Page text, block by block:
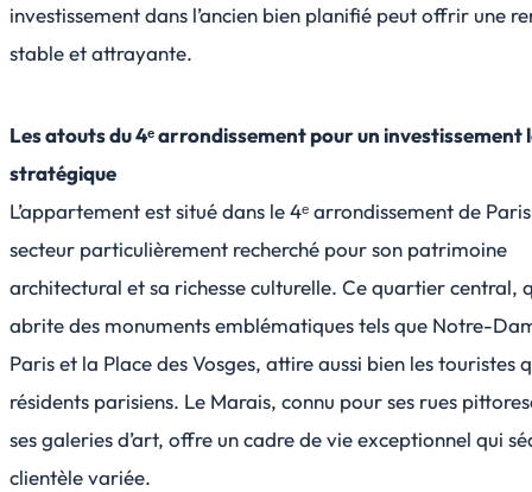
investissement dans l’ancien bien planifié peut offrir une
stable et attrayante.
Les atouts du 4ᵉ arrondissement pour un investissement
stratégique
L’appartement est situé dans le 4ᵉ arrondissement de
secteur particulièrement recherché pour son patrimoine
architectural et sa richesse culturelle. Ce quartier central,
abrite des monuments emblématiques tels que Notre-
Paris et la Place des Vosges, attire aussi bien les touristes
résidents parisiens. Le Marais, connu pour ses rues
ses galeries d’art, offre un cadre de vie exceptionnel qui
clientèle variée.